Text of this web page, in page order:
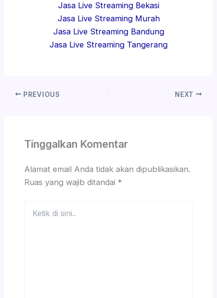
Jasa Live Streaming Bekasi
Jasa Live Streaming Murah
Jasa Live Streaming Bandung
Jasa Live Streaming Tangerang
PREVIOUS NEXT
Tinggalkan Komentar
Alamat email Anda tidak akan dipublikasikan.
Ruas yang wajib ditandai *